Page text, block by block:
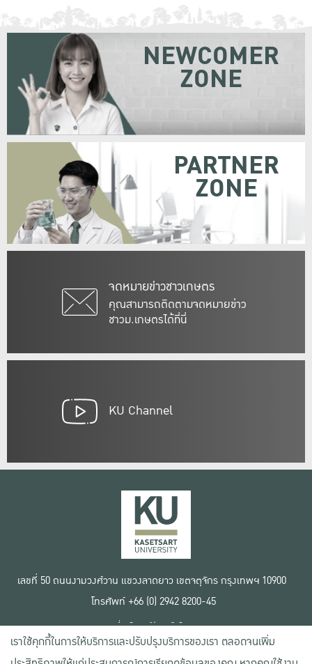
จดหมายข่าวชาวเกษตร
คุณสามารถติดตามจดหมายข่าว
ชาวม.เกษตรได้ที่นี่
NEWCOMER
ZONE
PARTNER
ZONE
KU Channel
เลขที่ 50 ถนนงามวงศ์วาน แขวงลาดยาว เขตจตุจักร กรุงเทพฯ 10900
โทรศัพท์ +66 (0) 2942 8200-45
เงื่อนไขการใช้งานเว็บไซต์
ข้อตกลงด้านสิทธิ์ใช้งาน
นโยบายความเป็นส่วนตัว
เราใช้คุกกี้ในการให้บริการและปรับปรุงบริการของเรา ตลอดจนเพิ่ม